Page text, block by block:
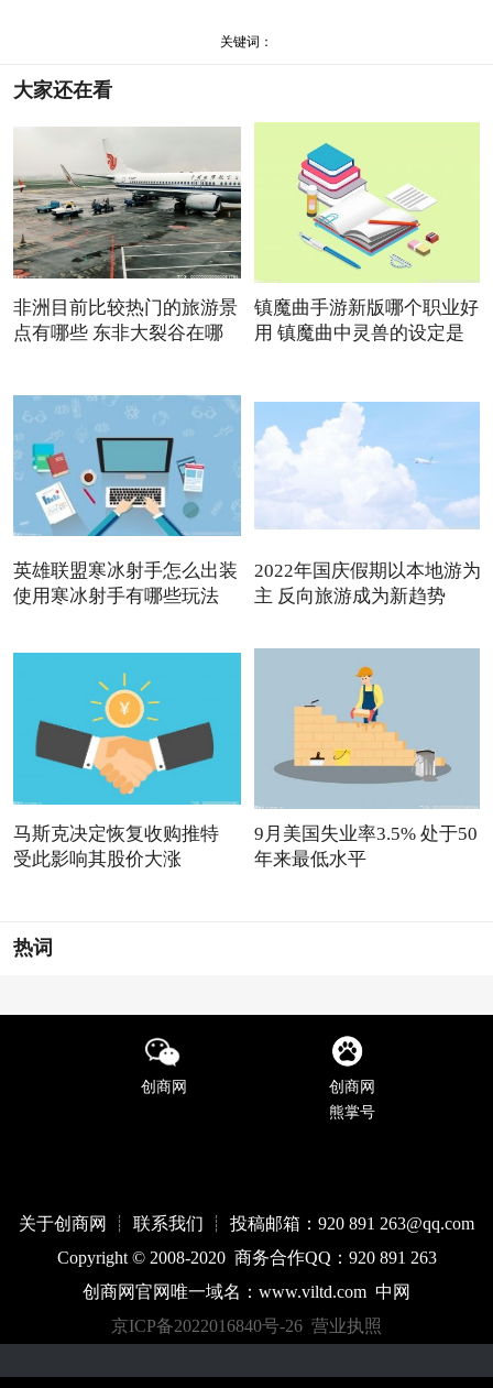
关键词：
大家还在看
非洲目前比较热门的旅游景
点有哪些 东非大裂谷在哪
镇魔曲手游新版哪个职业好
用 镇魔曲中灵兽的设定是
英雄联盟寒冰射手怎么出装
使用寒冰射手有哪些玩法
2022年国庆假期以本地游为
主 反向旅游成为新趋势
马斯克决定恢复收购推特
受此影响其股价大涨
9月美国失业率3.5% 处于50
年来最低水平
热词
创商网
创商网
熊掌号
关于创商网 ┊ 联系我们 ┊ 投稿邮箱：920 891 263@qq.com
Copyright © 2008-2020 商务合作QQ：920 891 263
创商网官网唯一域名： www.viltd.com 中网
京ICP备2022016840号-26 营业执照